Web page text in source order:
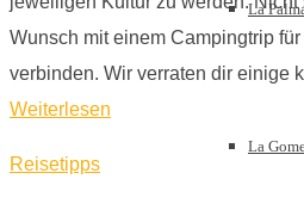
La
La
Wunsch mit einem Campingtrip
verbinden. Wir verraten dir einige
Weiterlesen
Reisetipps